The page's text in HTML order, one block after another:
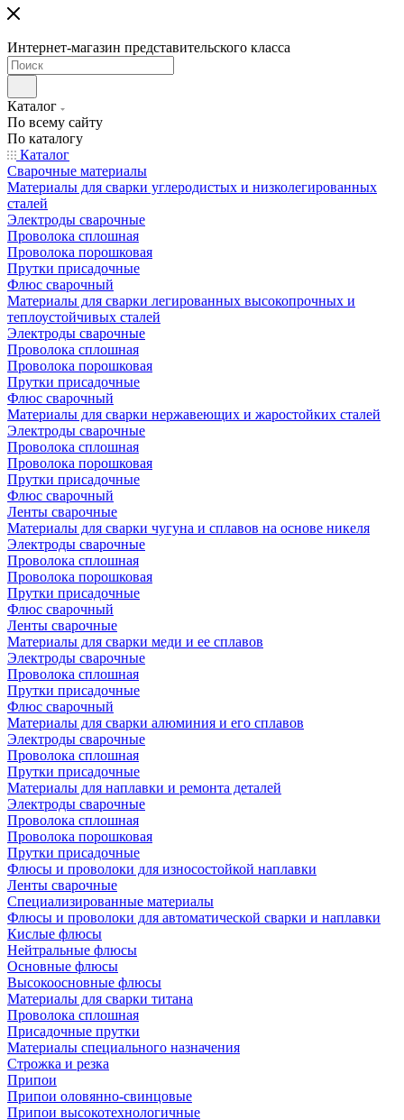
Интернет-магазин представительского класса
Каталог
По всему сайту
По каталогу
Каталог
Сварочные материалы
Материалы для сварки углеродистых и низколегированных
сталей
Электроды сварочные
Проволока сплошная
Проволока порошковая
Прутки присадочные
Флюс сварочный
Материалы для сварки легированных высокопрочных и
теплоустойчивых сталей
Электроды сварочные
Проволока сплошная
Проволока порошковая
Прутки присадочные
Флюс сварочный
Материалы для сварки нержавеющих и жаростойких сталей
Электроды сварочные
Проволока сплошная
Проволока порошковая
Прутки присадочные
Флюс сварочный
Ленты сварочные
Материалы для сварки чугуна и сплавов на основе никеля
Электроды сварочные
Проволока сплошная
Проволока порошковая
Прутки присадочные
Флюс сварочный
Ленты сварочные
Материалы для сварки меди и ее сплавов
Электроды сварочные
Проволока сплошная
Прутки присадочные
Флюс сварочный
Материалы для сварки алюминия и его сплавов
Электроды сварочные
Проволока сплошная
Прутки присадочные
Материалы для наплавки и ремонта деталей
Электроды сварочные
Проволока сплошная
Проволока порошковая
Прутки присадочные
Флюсы и проволоки для износостойкой наплавки
Ленты сварочные
Специализированные материалы
Флюсы и проволоки для автоматической сварки и наплавки
Кислые флюсы
Нейтральные флюсы
Основные флюсы
Высокоосновные флюсы
Материалы для сварки титана
Проволока сплошная
Присадочные прутки
Материалы специального назначения
Строжка и резка
Припои
Припои оловянно-свинцовые
Припои высокотехнологичные